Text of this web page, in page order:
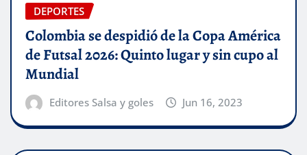
DEPORTES
Colombia se despidió de la Copa América
de Futsal 2026: Quinto lugar y sin cupo al
Mundial
Editores Salsa y goles Jun 16, 2023